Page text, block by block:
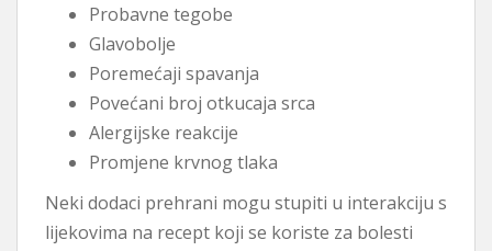
Probavne tegobe
Glavobolje
Poremećaji spavanja
Povećani broj otkucaja srca
Alergijske reakcije
Promjene krvnog tlaka
Neki dodaci prehrani mogu stupiti u interakciju s
lijekovima na recept koji se koriste za bolesti